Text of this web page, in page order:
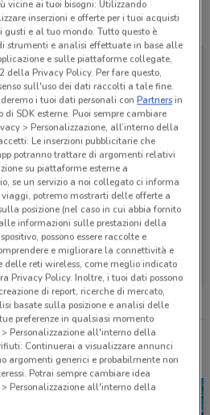
Borgosesia
nelle vicinanze
vicine ai tuoi bisogni: Utilizzando
inserzioni e offerte per i tuoi acquisti
e al tuo mondo. Tutto questo è
strumenti e analisi effettuate in base alle
e sulle piattaforme collegate,
della Privacy Policy. Per fare questo,
sull'uso dei dati raccolti a tale fine.
i tuoi dati personali conPartnersin
SDK esterne. Puoi sempre cambiare
> Personalizzazione, all’interno della
Le inserzioni pubblicitarie che
potranno trattare di argomenti relativi
su piattaforme esterne a
se un servizio a noi collegato ci informa
potremo mostrarti delle offerte a
posizione (nel caso in cui abbia fornito
informazioni sulle prestazioni della
possono essere raccolte e
e migliorare la connettività e
delle reti wireless, come meglio indicato
Privacy Policy. Inoltre, i tuoi dati possono
di report, ricerche di mercato,
basate sulla posizione e analisi delle
preferenze in qualsiasi momento
Personalizzazione all'interno della
Continuerai a visualizzare annunci
argomenti generici e probabilmente non
Potrai sempre cambiare idea
Personalizzazione all'interno della